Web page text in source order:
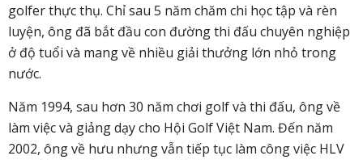
golfer thực thụ. Chỉ sau 5 năm chăm chi học tập và rèn
luyện, ông đã bắt đầu con đường thi đấu chuyên nghiệp
ở độ tuổi và mang về nhiều giải thưởng lớn nhỏ trong
nước.
Năm 1994, sau hơn 30 năm chơi golf và thi đấu, ông về
làm việc và giảng dạy cho Hội Golf Việt Nam. Đến năm
2002, ông về hưu nhưng vẫn tiếp tục làm công việc HLV